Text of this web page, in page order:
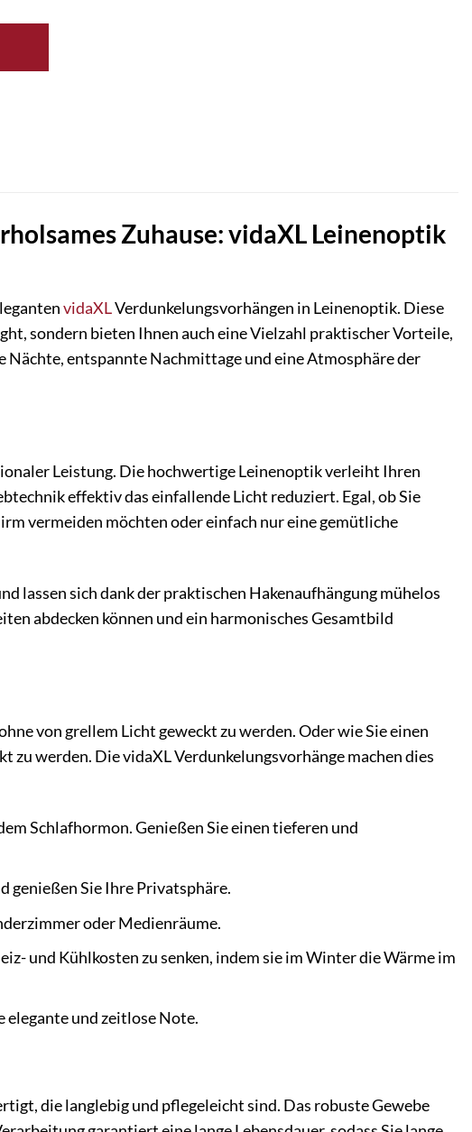
Zuhause: vidaXL Leinenoptik
vidaXLVerdunkelungsvorhängen in Leinenoptik. Diese
sondern bieten Ihnen auch eine Vielzahl praktischer Vorteile,
entspannte Nachmittage und eine Atmosphäre der
Leistung. Die hochwertige Leinenoptik verleiht Ihren
effektiv das einfallende Licht reduziert. Egal, ob Sie
vermeiden möchten oder einfach nur eine gemütliche
lassen sich dank der praktischen Hakenaufhängung mühelos
abdecken können und ein harmonisches Gesamtbild
von grellem Licht geweckt zu werden. Oder wie Sie einen
zu werden. Die vidaXL Verdunkelungsvorhänge machen dies
Schlafhormon. Genießen Sie einen tieferen und
genießen Sie Ihre Privatsphäre.
oder Medienräume.
und Kühlkosten zu senken, indem sie im Winter die Wärme im
elegante und zeitlose Note.
die langlebig und pflegeleicht sind. Das robuste Gewebe